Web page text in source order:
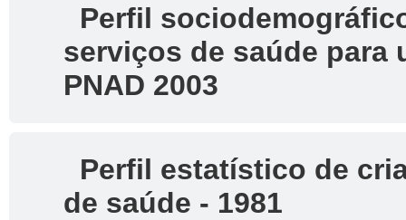
Perfil
serviços de saúde para
PNAD 2003
Perfil estatístico de
de saúde - 1981